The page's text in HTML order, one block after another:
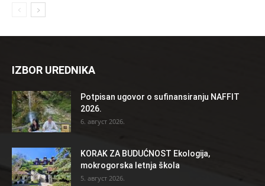
IZBOR UREDNIKA
Potpisan ugovor o sufinansiranju NAFFIT
2026.
6. август 2026.
KORAK ZA BUDUĆNOST Ekologija,
mokrogorska letnja škola
5. август 2026.